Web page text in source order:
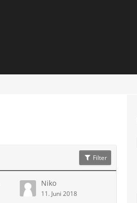
Filter
Niko
11. Juni 2018